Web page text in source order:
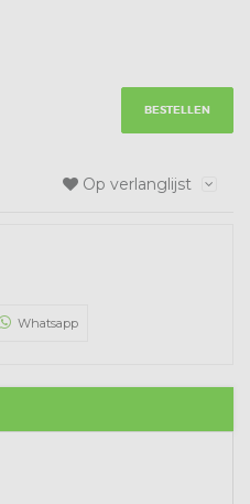
BESTELLEN
Op verlanglijst
Whatsapp